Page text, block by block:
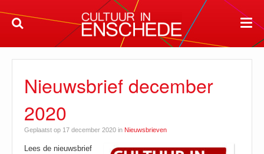
Nieuwsbrief december
2020
Geplaatst op 17 december 2020 in Nieuwsbrieven
Lees de nieuwsbrief